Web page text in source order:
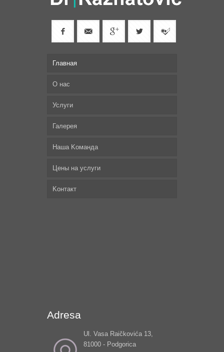
Главная
О нас
Услуги
Галерея
Наша Kоманда
Цены на услуги
Kонтакт
Adresa
Ul. Vasa Raičkovića 13,
81000 - Podgorica